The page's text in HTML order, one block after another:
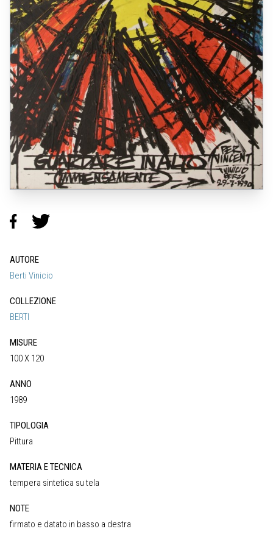
AUTORE
Berti Vinicio
COLLEZIONE
BERTI
MISURE
100 X 120
ANNO
1989
TIPOLOGIA
Pittura
MATERIA E TECNICA
tempera sintetica su tela
NOTE
firmato e datato in basso a destra